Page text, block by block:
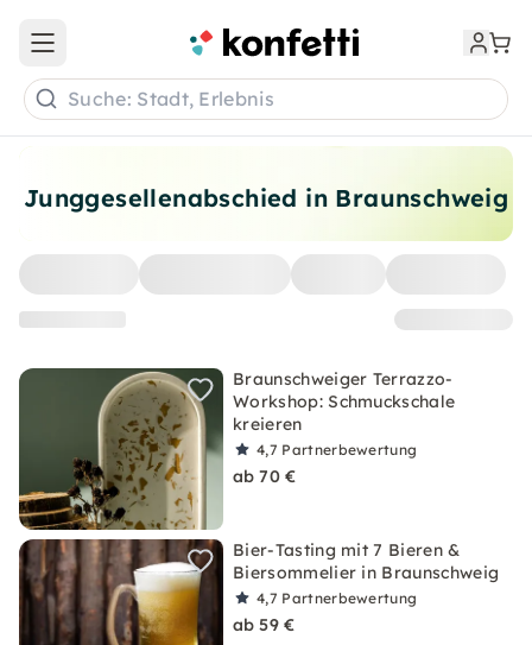
Junggesellenabschied in Braunschweig
Braunschweiger Terrazzo-
Workshop: Schmuckschale
kreieren
4,7 Partnerbewertung
ab 70 €
Bier-Tasting mit 7 Bieren &
Biersommelier in Braunschweig
4,7 Partnerbewertung
ab 59 €
Open main menu
Suche: Stadt, Erlebnis